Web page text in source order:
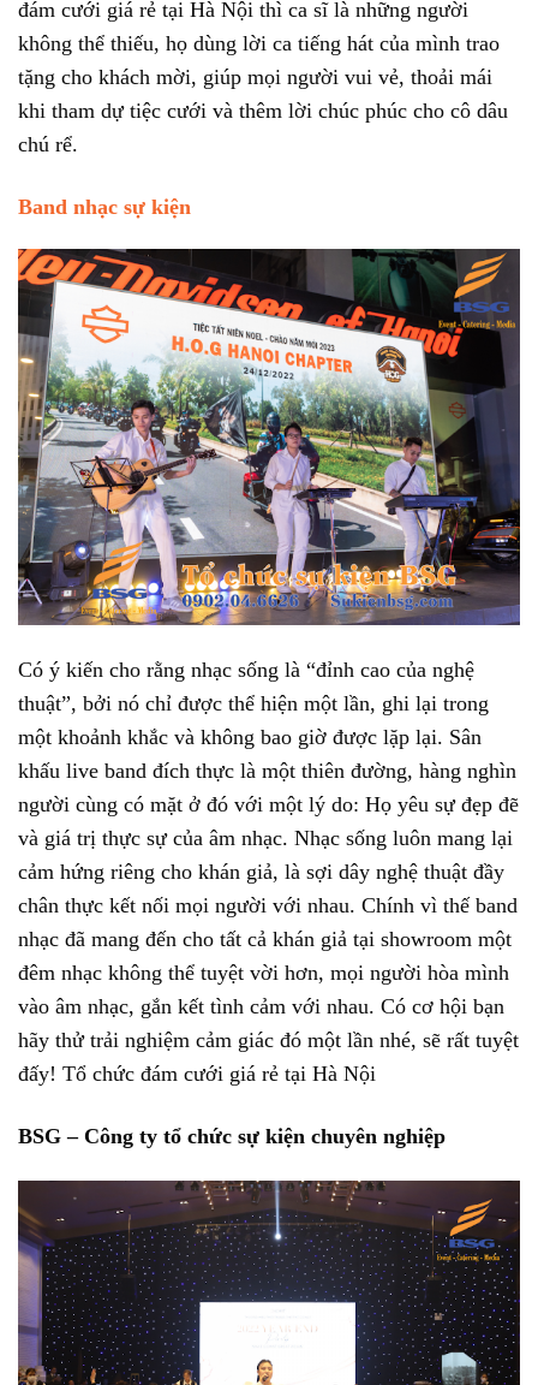
đám cưới giá rẻ tại Hà Nội thì ca sĩ là những người
không thể thiếu, họ dùng lời ca tiếng hát của mình trao
tặng cho khách mời, giúp mọi người vui vẻ, thoải mái
khi tham dự tiệc cưới và thêm lời chúc phúc cho cô dâu
chú rể.
Band nhạc sự kiện
Có ý kiến cho rằng nhạc sống là “đỉnh cao của nghệ
thuật”, bởi nó chỉ được thể hiện một lần, ghi lại trong
một khoảnh khắc và không bao giờ được lặp lại. Sân
khấu live band đích thực là một thiên đường, hàng nghìn
người cùng có mặt ở đó với một lý do: Họ yêu sự đẹp đẽ
và giá trị thực sự của âm nhạc. Nhạc sống luôn mang lại
cảm hứng riêng cho khán giả, là sợi dây nghệ thuật đầy
chân thực kết nối mọi người với nhau. Chính vì thế band
nhạc đã mang đến cho tất cả khán giả tại showroom một
đêm nhạc không thể tuyệt vời hơn, mọi người hòa mình
vào âm nhạc, gắn kết tình cảm với nhau. Có cơ hội bạn
hãy thử trải nghiệm cảm giác đó một lần nhé, sẽ rất tuyệt
đấy! Tổ chức đám cưới giá rẻ tại Hà Nội
BSG – Công ty tổ chức sự kiện chuyên nghiệp